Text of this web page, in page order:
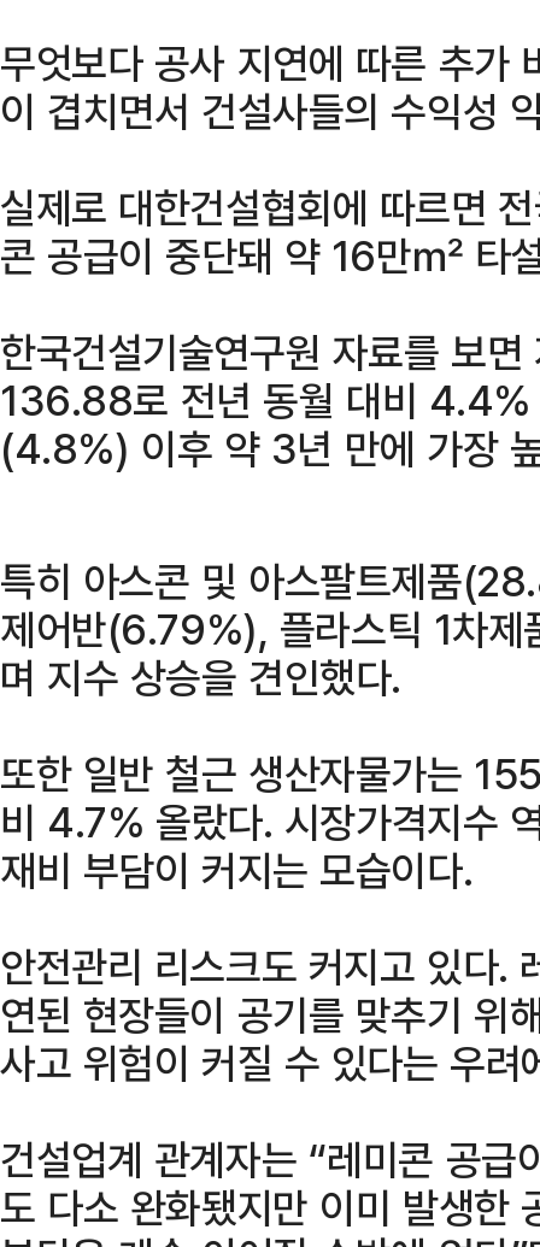
무엇보다 공사 지연에 따른 추가
이 겹치면서 건설사들의 수익성
실제로 대한건설협회에 따르면
콘 공급이 중단돼 약 16만㎡ 타
한국건설기술연구원 자료를 보
136.88로 전년 동월 대비
(4.8%) 이후 약 3년 만에 가장
특히 아스콘 및 아스팔트제품
제어반(6.79%), 플라스틱 1차
며 지수 상승을 견인했다.
또한 일반 철근 생산자물가는
비 4.7% 올랐다. 시장가격지수
재비 부담이 커지는 모습이다.
안전관리 리스크도 커지고 있다.
연된 현장들이 공기를 맞추기 위
사고 위험이 커질 수 있다는 우려
건설업계 관계자는 “레미콘 공
도 다소 완화됐지만 이미 발생한